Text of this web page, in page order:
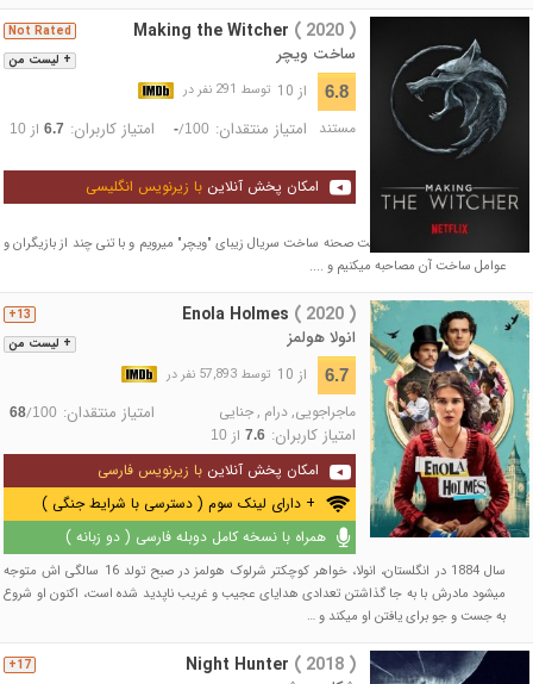
+ لیست من
Not Rated Making the Witcher ( 2020 )
ساخت ویچر
6.8 از 10 توسط 291 نفر در
مستند امتیاز منتقدان: -/100 امتیاز کاربران: 6.7از 10
امکان پخش آنلاین با زیرنویس انگلیسی
در این مستند جذاب به پشت صحنه ساخت سریال زیبای "ویچر" میرویم و با تنی چند از بازیگران و
عوامل ساخت آن مصاحبه میکنیم و ....
+ لیست من
13+ Enola Holmes ( 2020 )
انولا هولمز
6.7 از 10 توسط 57,893 نفر در
ماجراجویی,درام ,جنایی امتیاز منتقدان: 68/100
امتیاز کاربران: 7.6از 10
امکان پخش آنلاین با زیرنویس فارسی
+ دارای لینک سوم ( دسترسی با شرایط جنگی )
همراه با نسخه کامل دوبله فارسی ( دو زبانه )
سال 1884 در انگلستان، انولا، خواهر کوچکتر شرلوک هولمز در صبح تولد 16 سالگی اش متوجه
میشود مادرش با به جا گذاشتن تعدادی هدایای عجیب و غریب ناپدید شده است، اکنون او شروع
به جست و جو برای یافتن او میکند و …
17+ Night Hunter ( 2018 )